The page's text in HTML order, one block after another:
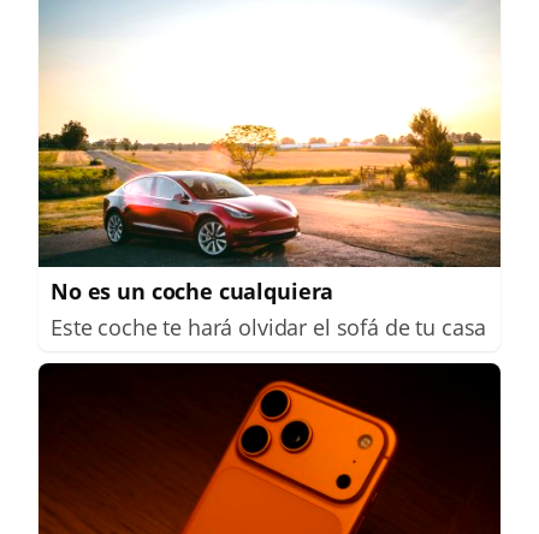
No es un coche cualquiera
Este coche te hará olvidar el sofá de tu casa